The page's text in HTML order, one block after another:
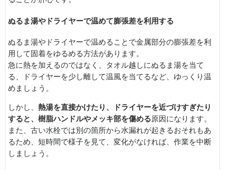
ぬるま湯やドライヤーで温めて膨張差を利用する
ぬるま湯やドライヤーで温めることで金属部分の膨張差を利
用して固着をゆるめる方法があります。
急に熱を加えるのではなく、タオル越しにぬるま湯を当て
る、ドライヤーを少し離して温風を当てるなど、ゆっくり温
めましょう。
しかし、 熱湯を直接かけたり、ドライヤーを近づけすぎたり
すると、樹脂ハンドルやメッキ部を傷める原因になります。
また、古い水栓では別の箇所から水漏れが起きるおそれもあ
るため、短時間で様子を見て、変化がなければ、作業を中断
しましょう。